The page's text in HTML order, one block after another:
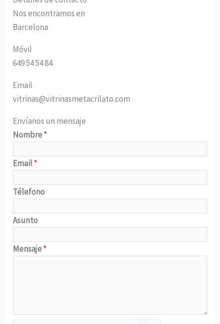
Nos encontramos en
Barcelona
Móvil
649 54 54 84
Email
vitrinas@vitrinasmetacrilato.com
Envíanos un mensaje
Nombre*
Email*
Télefono
Asunto
Mensaje*